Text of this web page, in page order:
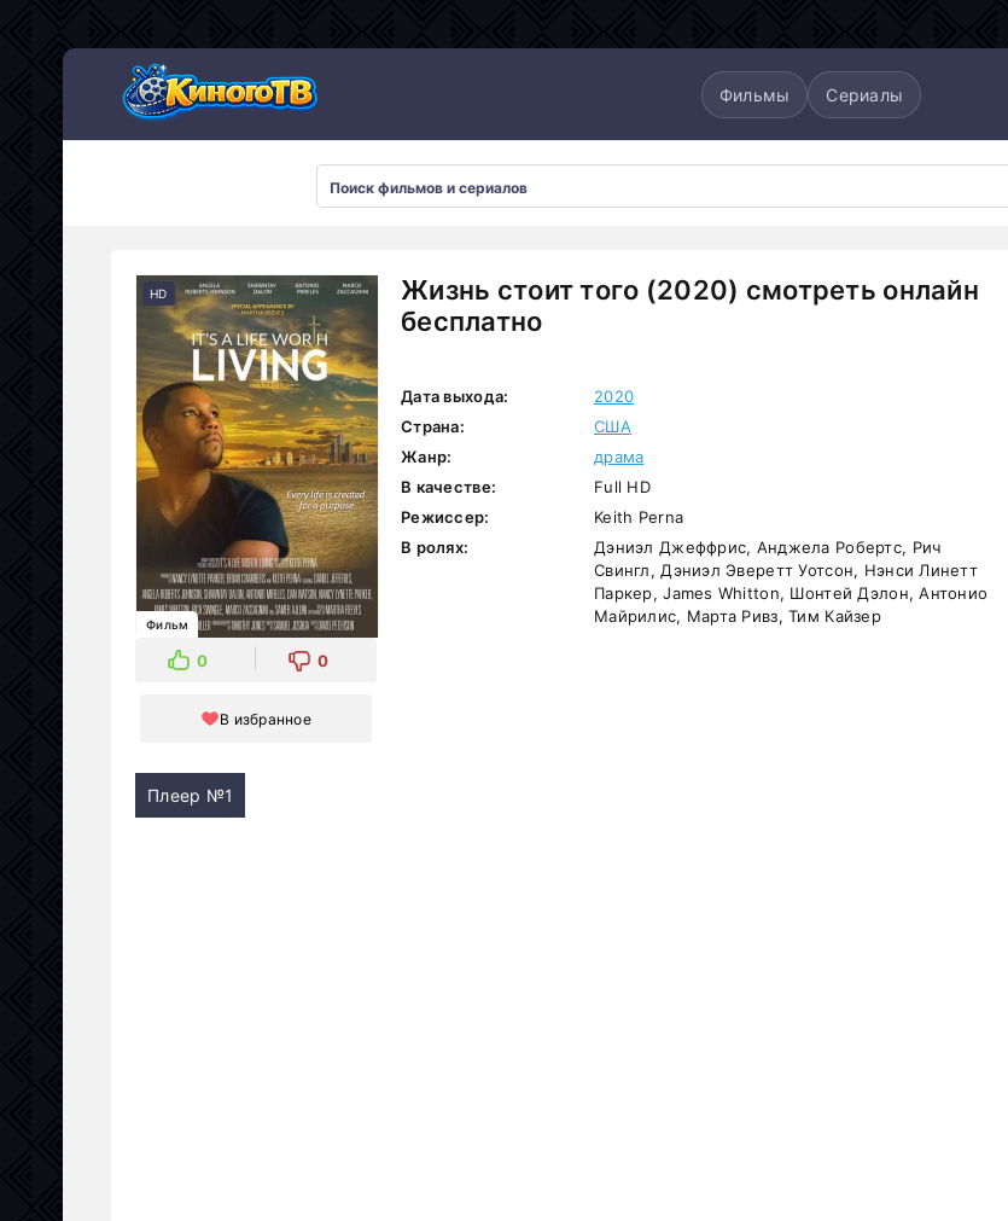
Фильмы Сериалы
Жизнь стоит того (2020) смотреть онлайн
бесплатно
HD
Фильм
0 0
В избранное
Дата выхода:
2020
Страна:
США
Жанр:
драма
В качестве:
Full HD
Режиссер:
Keith Perna
В ролях:
Дэниэл Джеффрис, Анджела Робертс, Рич
Свингл, Дэниэл Эверетт Уотсон, Нэнси Линетт
Паркер, James Whitton, Шонтей Дэлон, Антонио
Майрилис, Марта Ривз, Тим Кайзер
Плеер №1